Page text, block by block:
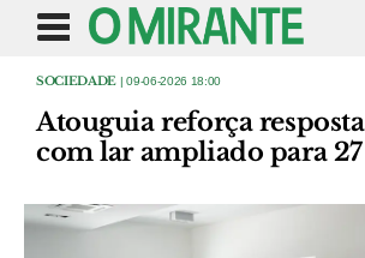
SOCIEDADE | 09-06-2026 18:00
Atouguia reforça
com lar ampliado para